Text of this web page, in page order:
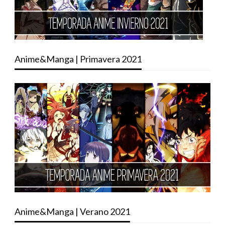
Anime&Manga | Primavera 2021
Anime&Manga | Verano 2021